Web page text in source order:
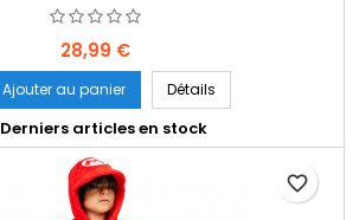
Prix
28,99 €
Ajouter au panier Détails
Derniers articles en stock
favorite_border